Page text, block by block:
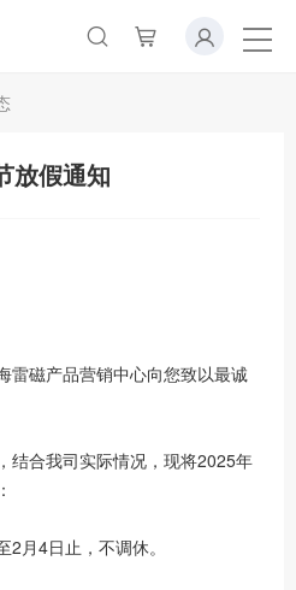
放假通知
雷磁产品营销中心向您致以最诚
结合我司实际情况，现将2025年
月4日止，不调休。